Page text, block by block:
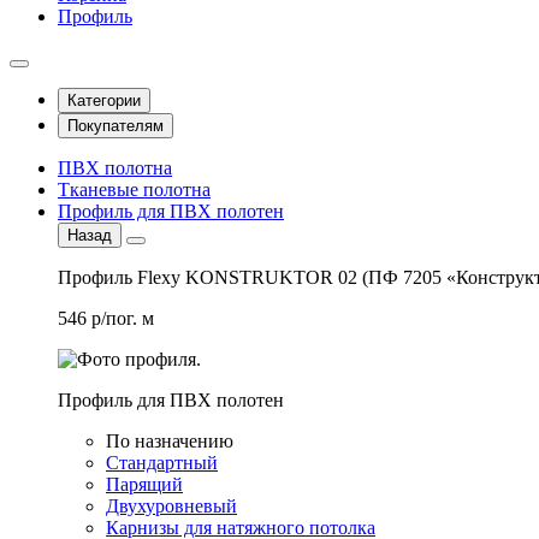
Профиль
Категории
Покупателям
ПВХ полотна
Тканевые полотна
Профиль для ПВХ полотен
Назад
Профиль Flexy KONSTRUKTOR 02 (ПФ 7205
546 р/пог. м
Профиль для ПВХ полотен
По назначению
Стандартный
Парящий
Двухуровневый
Карнизы для натяжного потолка